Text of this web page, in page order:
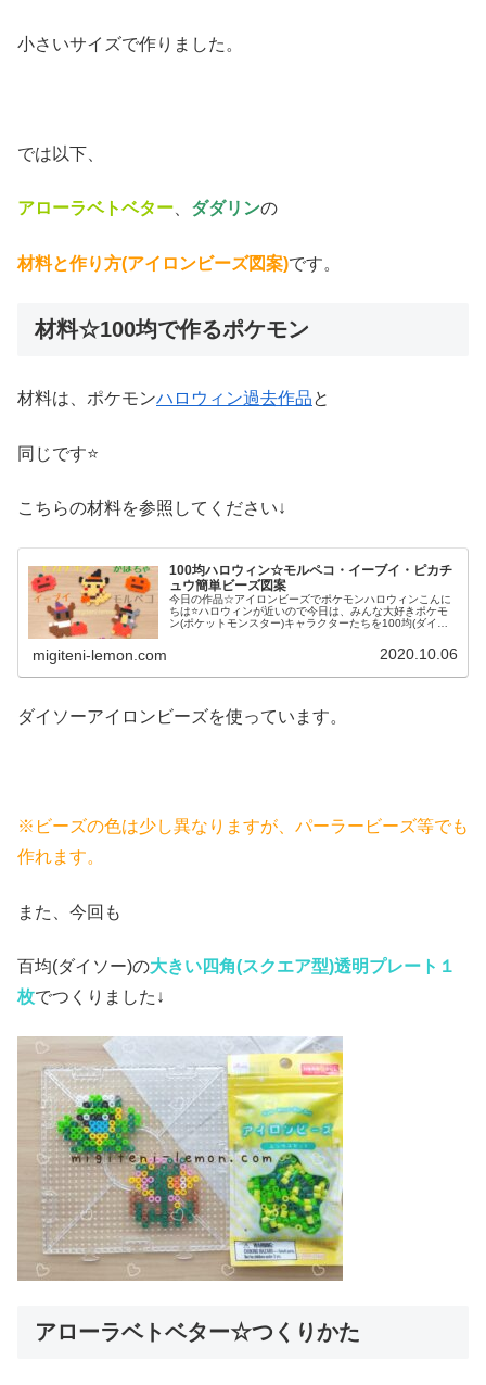
小さいサイズで作りました。
では以下、
アローラベトベター ダダリンの
材料と作り方(アイロンビーズ図案)です。
材料☆100均で作るポケモン
材料は、ポケモンハロウィン過去作品と
同じです⭐
こちらの材料を参照してください↓
100均ハロウィン☆モルペコ・イーブイ・ピカチ
ュウ簡単ビーズ図案
今日の作品☆アイロンビーズでポケモンハロウィンこんに
ちは⭐ハロウィンが近いので今日は、みんな大好きポケモ
ン(ポケットモンスター)キャラクターたちを100均(ダイソ
migiteni-lemon.com 2020.10.06
ダイソーアイロンビーズを使っています。
※ビーズの色は少し異なりますが、パーラービーズ等でも
作れます。
また、今回も
百均(ダイソー)の大きい四角(スクエア型)透明プレート１
枚でつくりました↓
アローラベトベター☆つくりかた